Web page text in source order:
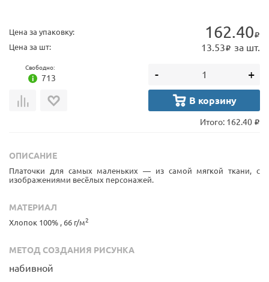
Цена за упаковку: 162.40
Цена за шт: 13.53 за шт.
Свободно:
713 - +
Итого: 162.40
В корзину
ОПИСАНИЕ
Платочки для самых маленьких — из самой мягкой ткани, с
изображениями весёлых персонажей.
МАТЕРИАЛ
Хлопок 100% , 66 г/м2
МЕТОД СОЗДАНИЯ РИСУНКА
набивной